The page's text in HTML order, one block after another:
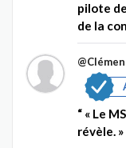
pilote
de la
« Le
révèle. »